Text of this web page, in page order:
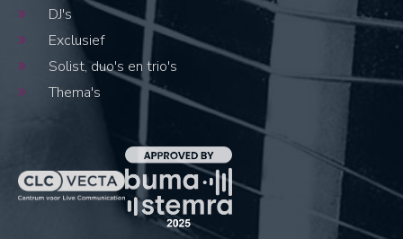
DJ's
Exclusief
Solist, duo's en trio's
Thema's